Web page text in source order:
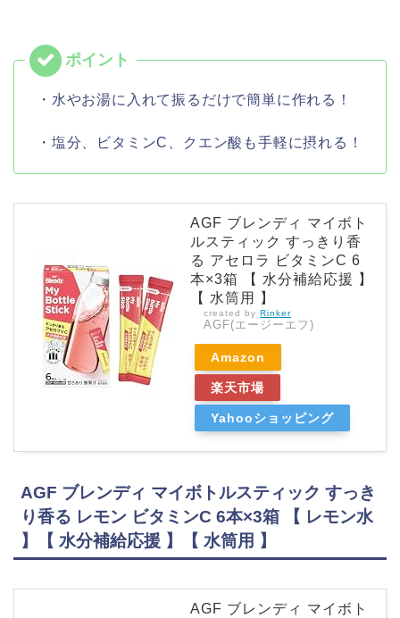
・水やお湯に入れて振るだけで簡単に作れる！
・塩分、ビタミンC、クエン酸も手軽に摂れる！
AGF ブレンディ マイボト
ルスティック すっきり香
る アセロラ ビタミンC 6
本×3箱 【 水分補給応援 】
【 水筒用 】
created by Rinker
AGF(エージーエフ)
Amazon
楽天市場
Yahooショッピング
AGF ブレンディ マイボトルスティック すっき
り香る レモン ビタミンC 6本×3箱 【 レモン水
】【 水分補給応援 】【 水筒用 】
AGF ブレンディ マイボト